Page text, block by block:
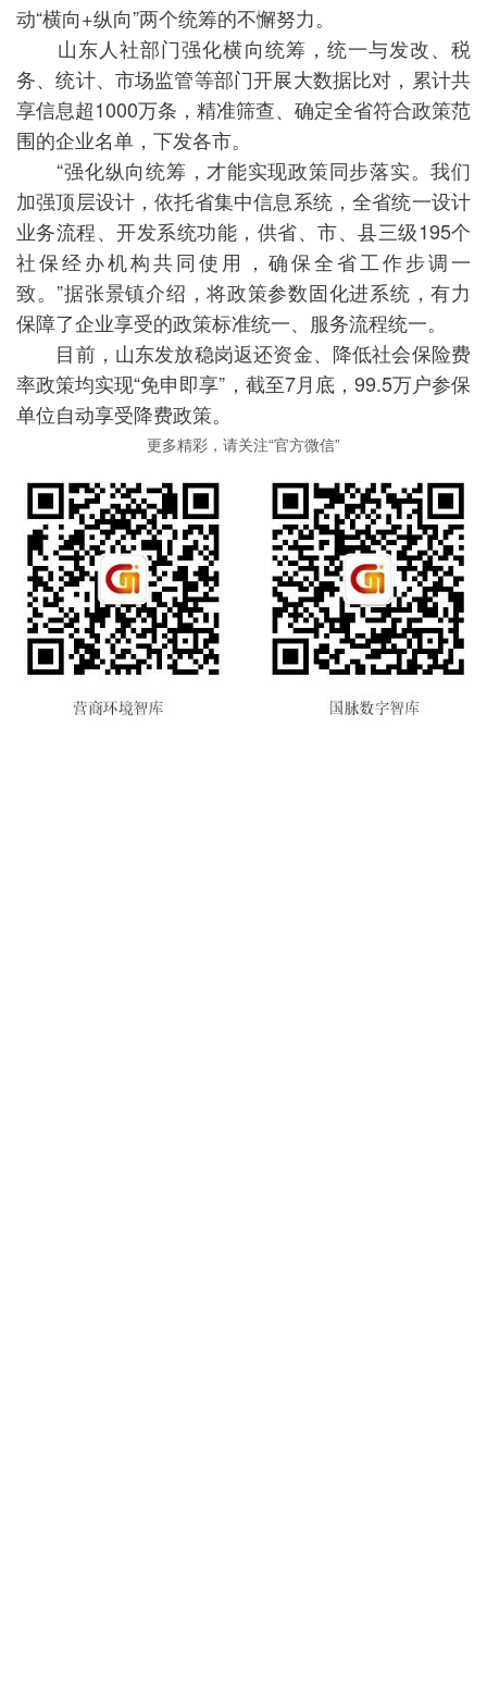
动“横向+纵向”两个统筹的不懈努力。
山东人社部门强化横向统筹，统一与发改、税
务、统计、市场监管等部门开展大数据比对，累计共
享信息超1000万条，精准筛查、确定全省符合政策范
围的企业名单，下发各市。
“强化纵向统筹，才能实现政策同步落实。我们
加强顶层设计，依托省集中信息系统，全省统一设计
业务流程、开发系统功能，供省、市、县三级195个
社保经办机构共同使用，确保全省工作步调一
致。”据张景镇介绍，将政策参数固化进系统，有力
保障了企业享受的政策标准统一、服务流程统一。
目前，山东发放稳岗返还资金、降低社会保险费
率政策均实现“免申即享”，截至7月底，99.5万户参保
单位自动享受降费政策。
更多精彩，请关注“官方微信”